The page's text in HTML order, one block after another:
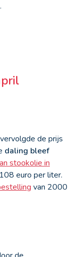
de prijs
daling bleef
stookolie in
euro per liter.
van 2000